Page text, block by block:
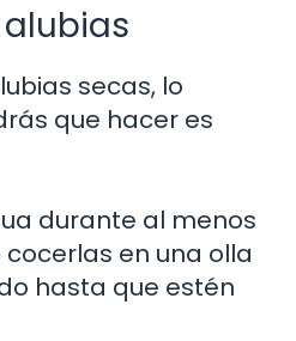
secas, lo
que hacer es
durante al menos
en una olla
hasta que estén